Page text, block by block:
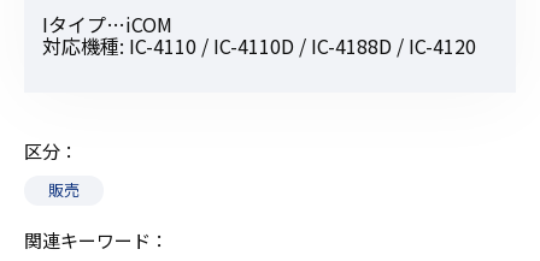
Iタイプ…iCOM
対応機種: IC-4110 / IC-4110D / IC-4188D / IC-4120
区分
販売
関連キーワード